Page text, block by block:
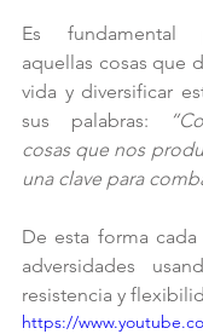
Es fundamental
aquellas cosas que
vida y diversificar
sus palabras:
cosas que nos
una clave para
De esta forma
adversidades
resistencia y
https://